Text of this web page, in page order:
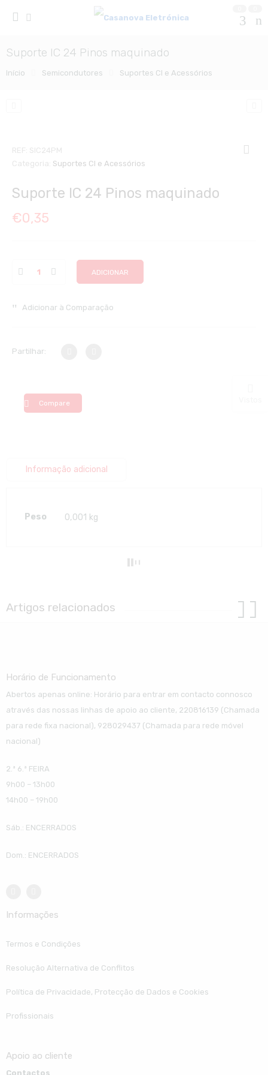
Suporte IC 24 Pinos maquinado
Início Semicondutores Suportes CI e Acessórios
REF: SIC24PM
Categoria: Suportes CI e Acessórios
Suporte IC 24 Pinos maquinado
€0,35
ADICIONAR
Adicionar à Comparação
Partilhar:
Compare
Informação adicional
Peso 0,001 kg
Artigos relacionados
Horário de Funcionamento
Abertos apenas online: Horário para entrar em contacto connosco
através das nossas linhas de apoio ao cliente, 220816139 (Chamada
para rede fixa nacional), 928029437 (Chamada para rede móvel
nacional)
2.ª 6.ª FEIRA
9h00 – 13h00
14h00 – 19h00
Sáb.: ENCERRADOS
Dom.: ENCERRADOS
Informações
Termos e Condições
Resolução Alternativa de Conflitos
Política de Privacidade, Protecção de Dados e Cookies
Profissionais
Apoio ao cliente
Contactos